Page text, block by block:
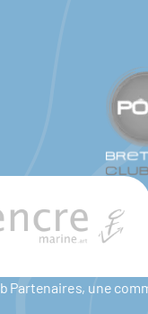
Partenaires, une